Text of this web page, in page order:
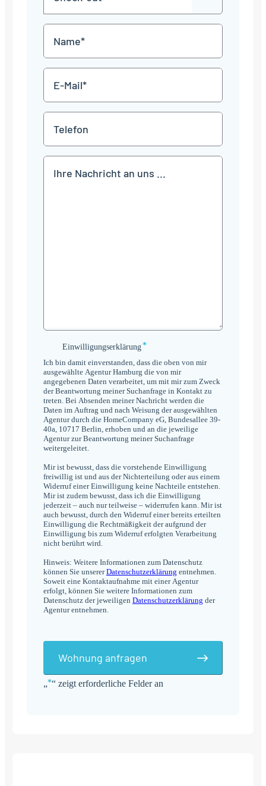
„*“ zeigt erforderliche Felder an
Punkt
MM
JJJJ
Mail
*
Einwilligungserklärung
Einwilligungserklärung*
Ich bin damit einverstanden, dass die oben von mir
ausgewählte Agentur Hamburg die von mir
angegebenen Daten verarbeitet, um mit mir zum Zweck
der Beantwortung meiner Suchanfrage in Kontakt zu
treten. Bei Absenden meiner Nachricht werden die
Daten im Auftrag und nach Weisung der ausgewählten
Agentur durch die HomeCompany eG, Bundesallee 39-
40a, 10717 Berlin, erhoben und an die jeweilige
Agentur zur Beantwortung meiner Suchanfrage
weitergeleitet.
Mir ist bewusst, dass die vorstehende Einwilligung
freiwillig ist und aus der Nichterteilung oder aus einem
Widerruf einer Einwilligung keine Nachteile entstehen.
Mir ist zudem bewusst, dass ich die Einwilligung
jederzeit – auch nur teilweise – widerrufen kann. Mir ist
auch bewusst, durch den Widerruf einer bereits erteilten
Einwilligung die Rechtmäßigkeit der aufgrund der
Einwilligung bis zum Widerruf erfolgten Verarbeitung
nicht berührt wird.
Hinweis: Weitere Informationen zum Datenschutz
können Sie unsererDatenschutzerklärung entnehmen.
Soweit eine Kontaktaufnahme mit einer Agentur
erfolgt, können Sie weitere Informationen zum
Datenschutz der jeweiligen Datenschutzerklärung der
Agentur entnehmen.
Wohnung anfragen